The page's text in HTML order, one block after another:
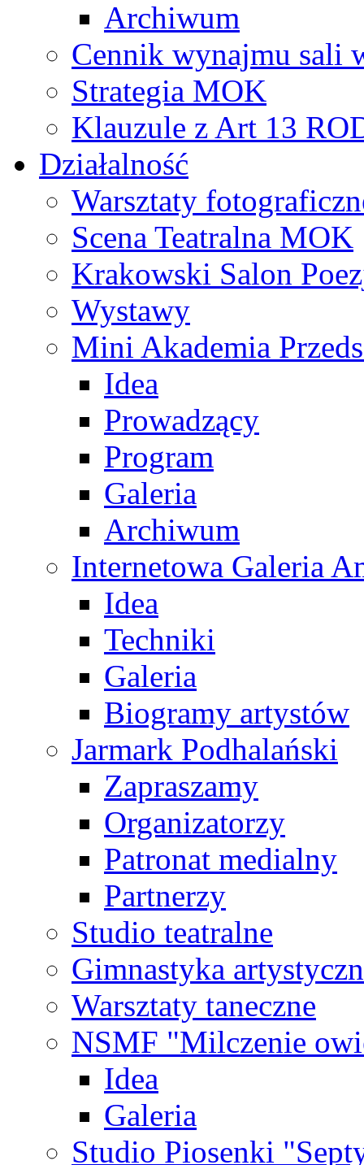
Archiwum
Cennik wynajmu sali
Strategia MOK
Klauzule z Art 13
Działalność
Warsztaty
Scena Teatralna MOK
Krakowski Salon
Wystawy
Mini Akademia
Idea
Prowadzący
Program
Galeria
Archiwum
Internetowa Galeria
Idea
Techniki
Galeria
Biogramy artystów
Jarmark Podhalański
Zapraszamy
Organizatorzy
Patronat medialny
Partnerzy
Studio teatralne
Gimnastyka
Warsztaty taneczne
NSMF "Milczenie
Idea
Galeria
Studio Piosenki